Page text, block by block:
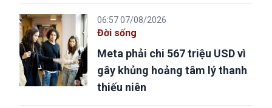
06:57 07/08/2026
Đời sống
Meta phải chi 567 triệu USD vì
gây khủng hoảng tâm lý thanh
thiếu niên